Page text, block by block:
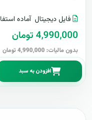
فایل دیجیتال آماده
4,990,000 تومان
بدون مالیات: 4,990,000 تومان
افزودن به سبد